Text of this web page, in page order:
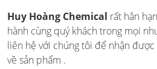
Huy Hoàng Chemical rất hân
hành cùng quý khách trong mọi
liên hệ với chúng tôi để nhận
về sản phẩm .